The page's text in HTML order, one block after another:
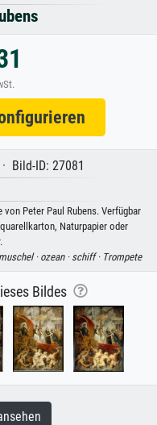
Bild-ID: 27081
Peter Paul Rubens. Verfügbar
Naturpapier oder
muschel · ozean · schiff · Trompete
Bildes